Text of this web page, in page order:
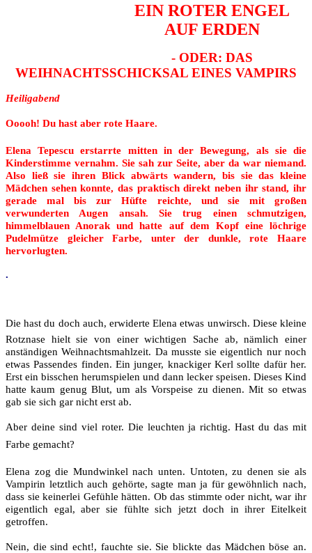
EIN ROTER ENGEL
AUF ERDEN
- ODER: DAS
WEIHNACHTSSCHICKSAL EINES VAMPIRS
Heiligabend
Ooooh! Du hast aber rote Haare.
Elena Tepescu erstarrte mitten in der Bewegung, als sie die
Kinderstimme vernahm. Sie sah zur Seite, aber da war niemand.
Also ließ sie ihren Blick abwärts wandern, bis sie das kleine
Mädchen sehen konnte, das praktisch direkt neben ihr stand, ihr
gerade mal bis zur Hüfte reichte, und sie mit großen
verwunderten Augen ansah. Sie trug einen schmutzigen,
himmelblauen Anorak und hatte auf dem Kopf eine löchrige
Pudelmütze gleicher Farbe, unter der dunkle, rote Haare
hervorlugten.
.
Die hast du doch auch, erwiderte Elena etwas unwirsch. Diese kleine
Rotznase hielt sie von einer wichtigen Sache ab, nämlich einer
anständigen Weihnachtsmahlzeit. Da musste sie eigentlich nur noch
etwas Passendes finden. Ein junger, knackiger Kerl sollte dafür her.
Erst ein bisschen herumspielen und dann lecker speisen. Dieses Kind
hatte kaum genug Blut, um als Vorspeise zu dienen. Mit so etwas
gab sie sich gar nicht erst ab.
Aber deine sind viel roter. Die leuchten ja richtig. Hast du das mit
Farbe gemacht?
Elena zog die Mundwinkel nach unten. Untoten, zu denen sie als
Vampirin letztlich auch gehörte, sagte man ja für gewöhnlich nach,
dass sie keinerlei Gefühle hätten. Ob das stimmte oder nicht, war ihr
eigentlich egal, aber sie fühlte sich jetzt doch in ihrer Eitelkeit
getroffen.
Nein, die sind echt!, fauchte sie. Sie blickte das Mädchen böse an.